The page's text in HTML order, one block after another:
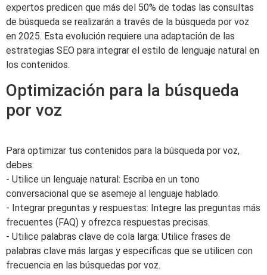
expertos predicen que más del 50% de todas las consultas
de búsqueda se realizarán a través de la búsqueda por voz
en 2025. Esta evolución requiere una adaptación de las
estrategias SEO para integrar el estilo de lenguaje natural en
los contenidos.
Optimización para la búsqueda
por voz
Para optimizar tus contenidos para la búsqueda por voz,
debes:
- Utilice un lenguaje natural: Escriba en un tono
conversacional que se asemeje al lenguaje hablado.
- Integrar preguntas y respuestas: Integre las preguntas más
frecuentes (FAQ) y ofrezca respuestas precisas.
- Utilice palabras clave de cola larga: Utilice frases de
palabras clave más largas y específicas que se utilicen con
frecuencia en las búsquedas por voz.